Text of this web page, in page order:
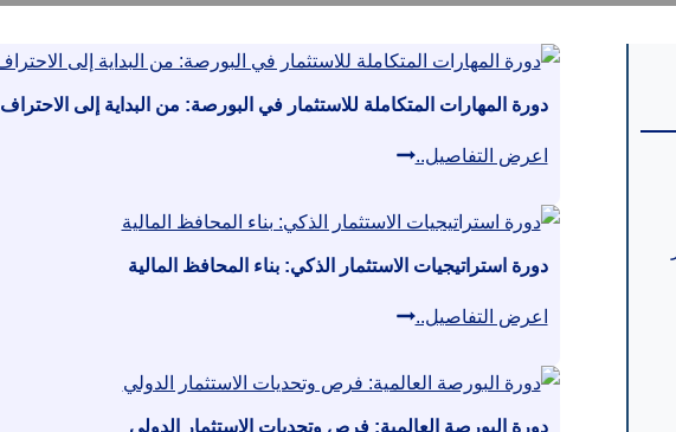
دورة المهارات المتكاملة للاستثمار في البورصة: من البداية إلى الاحتراف
اعرض التفاصيل..دورة
المتكاملة
للاستثمار
البورصة:
دورة استراتيجيات الاستثمار الذكي: بناء المحافظ المالية
اعرض التفاصيل..دورة
الاستثمار
الذكي:
دورة البورصة العالمية: فرص وتحديات الاستثمار الدولي